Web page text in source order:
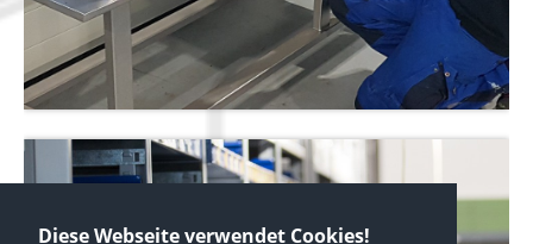
Diese Webseite verwendet Cookies!